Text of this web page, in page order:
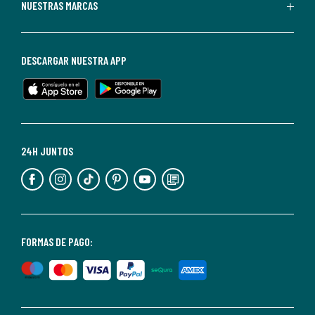
de
en
cualquier
Para
información,
puedes
nuestra
de
privacidad</2>.
NUESTRAS MARCAS
FORMAS DE PAGO:
24H JUNTOS
DESCARGAR NUESTRA APP